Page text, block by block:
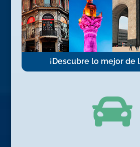
¡Descubre lo mejor de
